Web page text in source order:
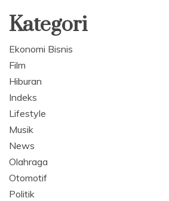
Kategori
Ekonomi Bisnis
Film
Hiburan
Indeks
Lifestyle
Musik
News
Olahraga
Otomotif
Politik